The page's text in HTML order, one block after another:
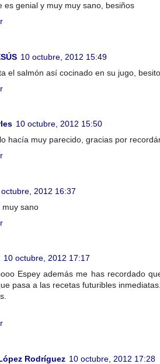
es genial y muy muy sano, besiños
10 octubre, 2012 15:49
el salmón así cocinado en su jugo,
10 octubre, 2012 15:50
hacía muy parecido, gracias por
octubre, 2012 16:37
muy sano
10 octubre, 2012 17:17
Espey además me has recordado
pasa a las recetas futuribles inmediatas.
Rodríguez 10 octubre, 2012 17:28